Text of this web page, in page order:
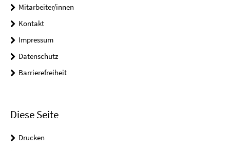
Mitarbeiter/innen
Kontakt
Impressum
Datenschutz
Barrierefreiheit
Diese Seite
Drucken